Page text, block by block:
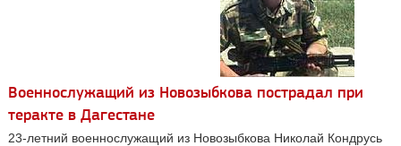
Военнослужащий из Новозыбкова пострадал при
теракте в Дагестане
23-летний военнослужащий из Новозыбкова Николай Кондрусь